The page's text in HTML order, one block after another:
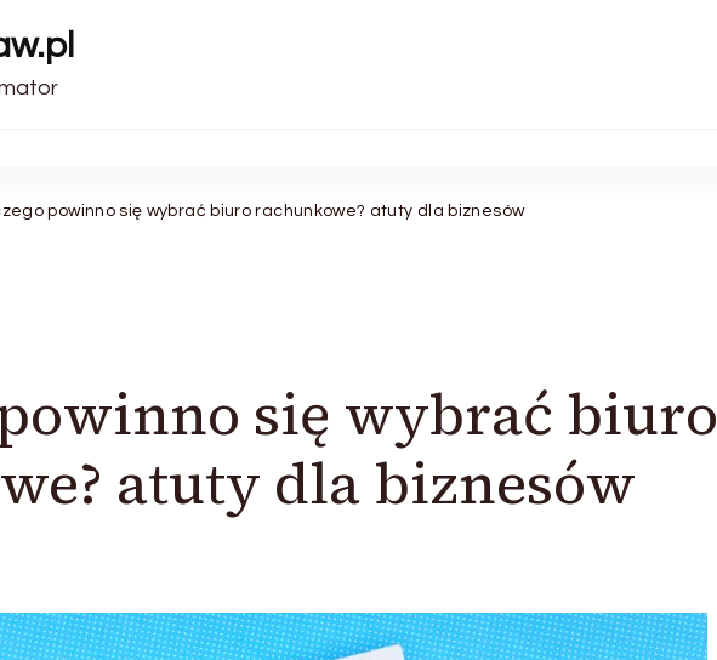
powinno się wybrać biuro rachunkowe? atuty dla biznesów
się wybrać biuro
atuty dla biznesów